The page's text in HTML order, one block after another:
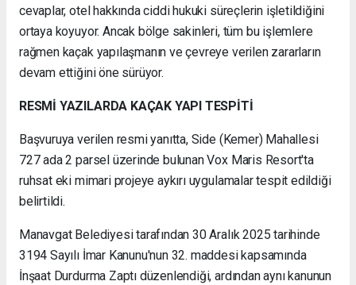
cevaplar, otel hakkında ciddi hukuki süreçlerin işletildiğini
ortaya koyuyor. Ancak bölge sakinleri, tüm bu işlemlere
rağmen kaçak yapılaşmanın ve çevreye verilen zararların
devam ettiğini öne sürüyor.
RESMİ YAZILARDA KAÇAK YAPI TESPİTİ
Başvuruya verilen resmi yanıtta, Side (Kemer) Mahallesi
727 ada 2 parsel üzerinde bulunan Vox Maris Resort'ta
ruhsat eki mimari projeye aykırı uygulamalar tespit edildiği
belirtildi.
Manavgat Belediyesi tarafından 30 Aralık 2025 tarihinde
3194 Sayılı İmar Kanunu'nun 32. maddesi kapsamında
İnşaat Durdurma Zaptı düzenlendiği, ardından aynı kanunun